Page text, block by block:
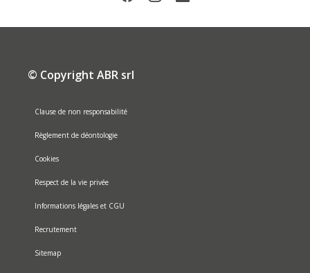
© Copyright ABR srl
Clause de non responsabilité
Règlement de déontologie
Cookies
Respect de la vie privée
Informations légales et CGU
Recrutement
Sitemap